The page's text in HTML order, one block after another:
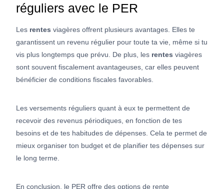
réguliers avec le PER
Les rentes viagères offrent plusieurs avantages. Elles te
garantissent un revenu régulier pour toute ta vie, même si tu
vis plus longtemps que prévu. De plus, les rentes viagères
sont souvent fiscalement avantageuses, car elles peuvent
bénéficier de conditions fiscales favorables.
Les versements réguliers quant à eux te permettent de
recevoir des revenus périodiques, en fonction de tes
besoins et de tes habitudes de dépenses. Cela te permet de
mieux organiser ton budget et de planifier tes dépenses sur
le long terme.
En conclusion, le PER offre des options de rente